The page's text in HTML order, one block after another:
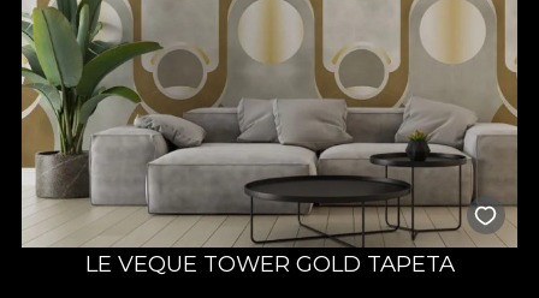
LE VEQUE TOWER GOLD TAPETA